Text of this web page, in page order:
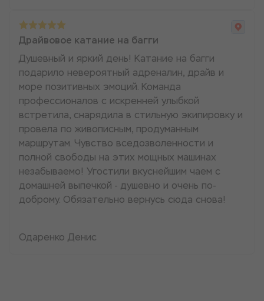
Драйвовое катание на багги
Душевный и яркий день! Катание на багги
подарило невероятный адреналин, драйв и
море позитивных эмоций. Команда
профессионалов с искренней улыбкой
встретила, снарядила в стильную экипировку и
провела по живописным, продуманным
маршрутам. Чувство вседозволенности и
полной свободы на этих мощных машинах
незабываемо! Угостили вкуснейшим чаем с
домашней выпечкой - душевно и очень по-
доброму. Обязательно вернусь сюда снова!
Одаренко Денис